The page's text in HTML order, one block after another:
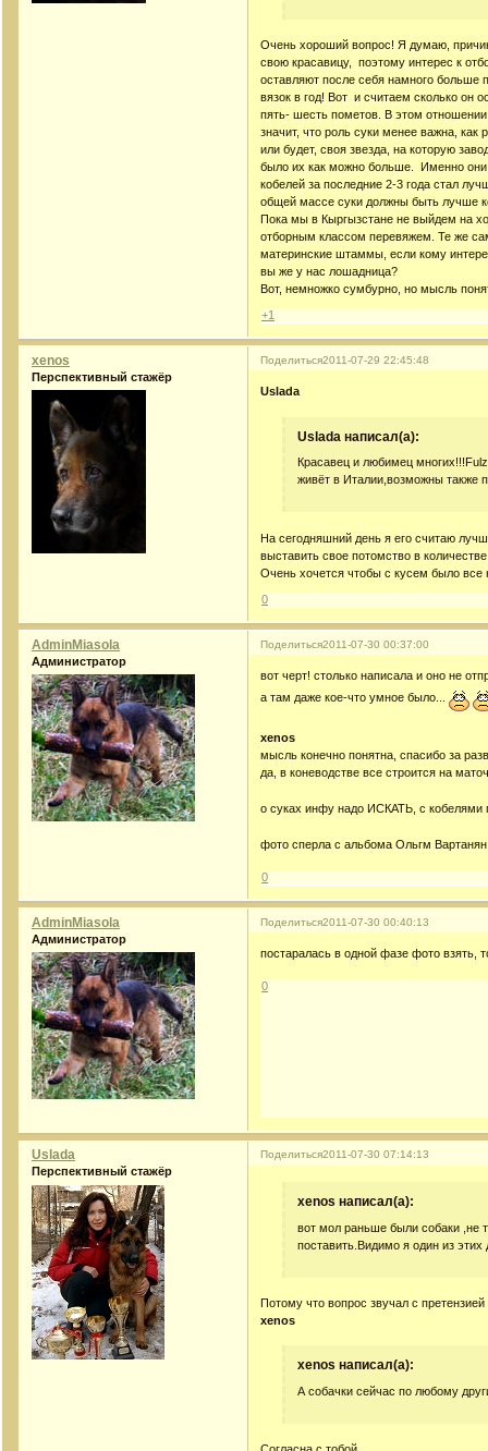
Очень хороший вопрос! Я думаю,
свою красавицу, поэтому интерес к
оставляют после себя намного больше
вязок в год! Вот и считаем сколько он
пять- шесть пометов. В этом
значит, что роль суки менее важна, как
или будет, своя звезда, на которую
было их как можно больше. Именно они
кобелей за последние 2-3 года стал
общей массе суки должны быть лучше
Пока мы в Кыргызстане не выйдем на
отборным классом перевяжем. Те же
материнские штаммы, если кому
вы же у нас лошадница?
Вот, немножко сумбурно, но мысль
+1
Поделиться2011-07-29 22:45:48
xenos
Перспективный стажёр
Uslada
Uslada написал(а):
Красавец и любимец
живёт в Италии,возможны также
На сегодняшний день я его считаю
выставить свое потомство в
Очень хочется чтобы с кусем было все
0
Поделиться2011-07-30 00:37:00
AdminMiasola
Администратор
вот черт! столько написала и оно не
а там даже кое-что умное было...
xenos
мысль конечно понятна, спасибо за
да, в коневодстве все строится на
о суках инфу надо ИСКАТЬ, с
фото сперла с альбома Ольгм
0
Поделиться2011-07-30 00:40:13
AdminMiasola
Администратор
постаралась в одной фазе фото взять,
0
Поделиться2011-07-30 07:14:13
Uslada
Перспективный стажёр
xenos написал(а):
вот мол раньше были собаки ,не
поставить.Видимо я один из
Потому что вопрос звучал с
xenos
xenos написал(а):
А собачки сейчас по любому